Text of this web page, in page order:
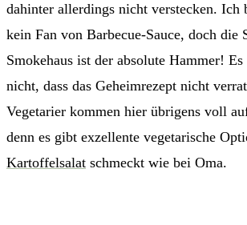
dahinter allerdings nicht verstecken.
kein Fan von Barbecue-Sauce, doch die
Smokehaus ist der absolute Hammer!
nicht, dass das Geheimrezept nicht
Vegetarier kommen hier übrigens voll
denn es gibt exzellente vegetarische
Kartoffelsalat schmeckt wie bei Oma.